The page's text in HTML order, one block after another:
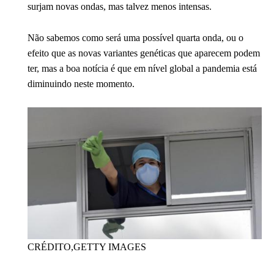
surjam novas ondas, mas talvez menos intensas.
Não sabemos como será uma possível quarta onda, ou o
efeito que as novas variantes genéticas que aparecem podem
ter, mas a boa notícia é que em nível global a pandemia está
diminuindo neste momento.
CRÉDITO,GETTY IMAGES